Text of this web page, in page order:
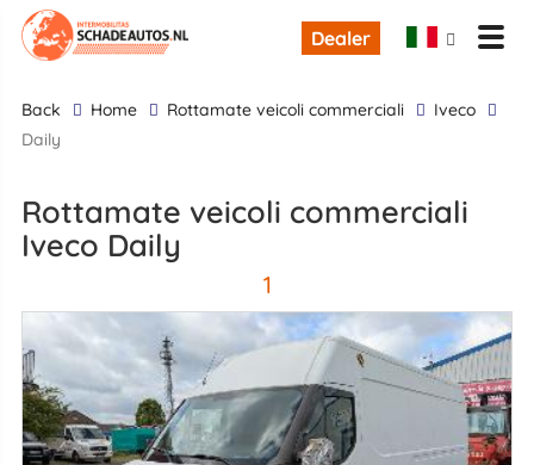
Dealer
back Home rottamate veicoli commerciali
Iveco
Daily
rottamate veicoli commerciali
Iveco Daily
1